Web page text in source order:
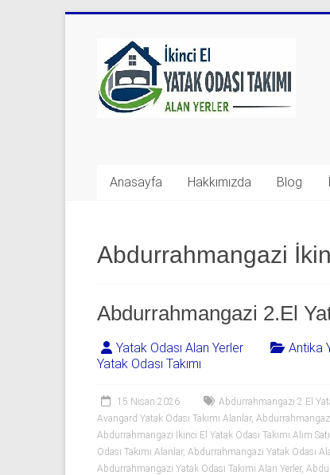
Yatak
Odası
Takımı
Yerler
0
542
541
06
|
Yıldız
Spot
Anasayfa Hakkımızda Blog
Abdurrahmangazi
Abdurrahmangazi 2.El
Yatak Odası Alan Yerler Antika
Yatak Odası Takımı
15 Nisan 2026 Abdurrahmangazi 2.El
Avangard Yatak Odası Takımı Alanlar,
Abdurrahmangazi İkinci El Yatak Odası Takımı Alım
Odası Takımı Alanlar, Abdurrahmangazi Yatak Odası
Abdurrahmangazi Yatak Odası Takımı Alan Yerler,